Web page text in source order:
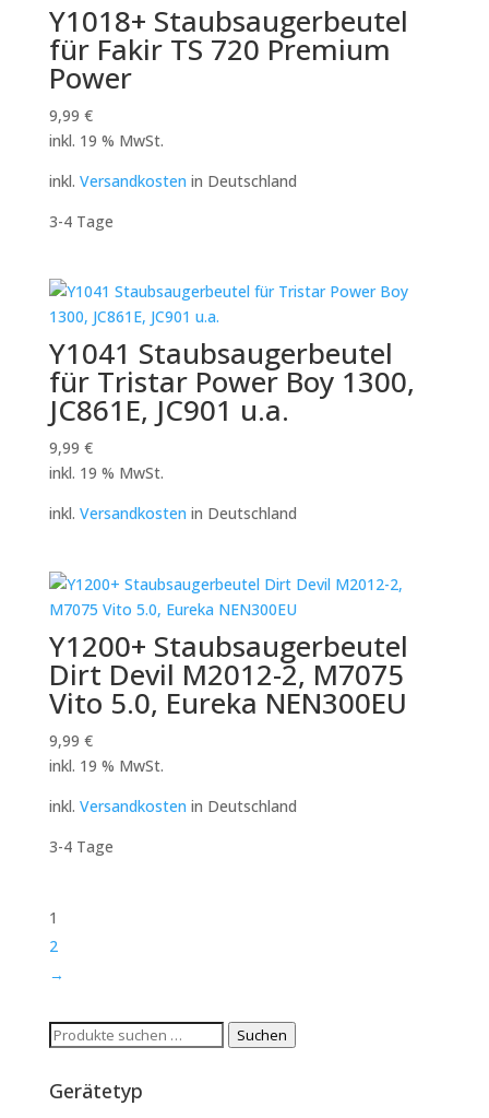
Y1018+ Staubsaugerbeutel
für Fakir TS 720 Premium
Power
9,99 €
inkl. 19 % MwSt.
inkl. Versandkosten in Deutschland
3-4 Tage
Y1041 Staubsaugerbeutel
für Tristar Power Boy 1300,
JC861E, JC901 u.a.
9,99 €
inkl. 19 % MwSt.
inkl. Versandkosten in Deutschland
Y1200+ Staubsaugerbeutel
Dirt Devil M2012-2, M7075
Vito 5.0, Eureka NEN300EU
9,99 €
inkl. 19 % MwSt.
inkl. Versandkosten in Deutschland
3-4 Tage
1
2
→
Suchen
Suchen
Gerätetyp